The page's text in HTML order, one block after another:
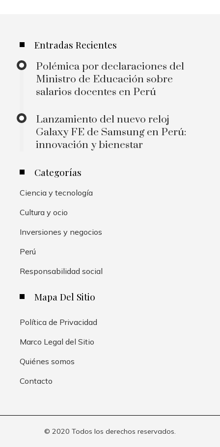
Entradas Recientes
Polémica por declaraciones del
Ministro de Educación sobre
salarios docentes en Perú
Lanzamiento del nuevo reloj
Galaxy FE de Samsung en Perú:
innovación y bienestar
Categorías
Ciencia y tecnología
Cultura y ocio
Inversiones y negocios
Perú
Responsabilidad social
Mapa Del Sitio
Política de Privacidad
Marco Legal del Sitio
Quiénes somos
Contacto
© 2020 Todos los derechos reservados.